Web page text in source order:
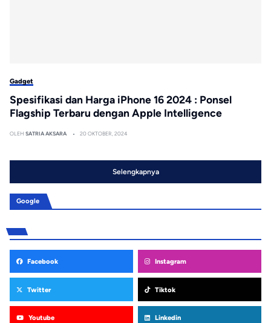
Gadget
Spesifikasi dan Harga iPhone 16 2024 : Ponsel
Flagship Terbaru dengan Apple Intelligence
OLEH SATRIA AKSARA 20 OKTOBER, 2024
Selengkapnya
Google
Facebook Instagram
Twitter Tiktok
Youtube Linkedin